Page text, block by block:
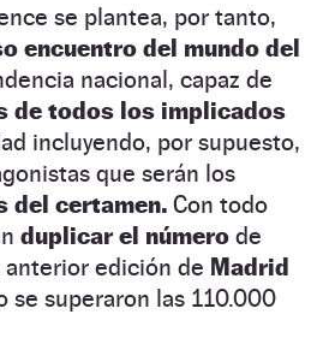
se plantea, por tanto,
encuentro del mundo del
nacional, capaz de
de todos los implicados
incluyendo, por supuesto,
que serán los
del certamen. Con todo
duplicar el número de
edición de Madrid
se superaron las 110.000